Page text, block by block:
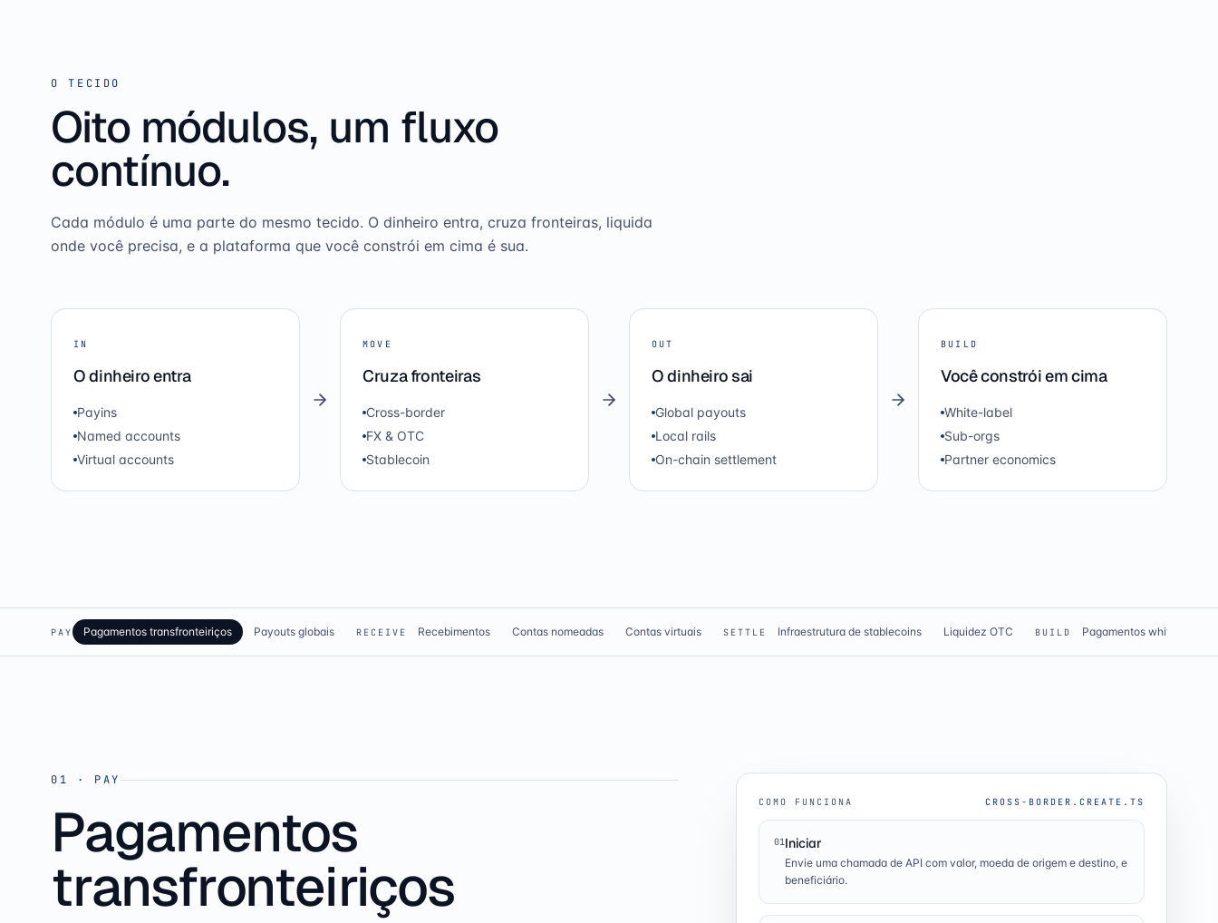
O TECIDO
Oito módulos, um fluxo
contínuo.
Cada módulo é uma parte do mesmo tecido. O dinheiro entra, cruza fronteiras, liquida
onde você precisa, e a plataforma que você constrói em cima é sua.
IN
O dinheiro entra
Payins
Named accounts
Virtual accounts
MOVE
Cruza fronteiras
Cross-border
FX & OTC
Stablecoin
OUT
O dinheiro sai
Global payouts
Local rails
On-chain settlement
BUILD
Você constrói em cima
White-label
Sub-orgs
Partner economics
PAY Pagamentos transfronteiriços Payouts globais RECEIVE Recebimentos Contas nomeadas Contas virtuais SETTLE Infraestrutura de stablecoins Liquidez OTC BUILD Pagamentos white-label
01 · PAY
Pagamentos
transfronteiriços
COMO FUNCIONA CROSS-BORDER.CREATE.TS
01Iniciar
Envie uma chamada de API com valor, moeda de origem e destino, e
beneficiário.